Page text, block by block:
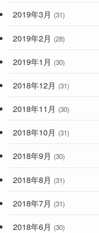
2019年3月 (31)
2019年2月 (28)
2019年1月 (30)
2018年12月 (31)
2018年11月 (30)
2018年10月 (31)
2018年9月 (30)
2018年8月 (31)
2018年7月 (31)
2018年6月 (30)